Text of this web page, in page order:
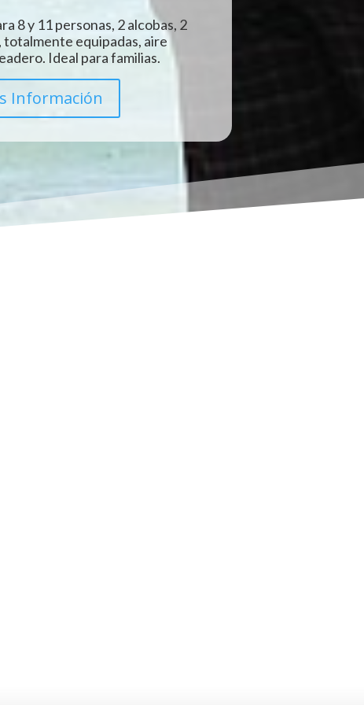
8 y 11 personas, 2 alcobas, 2
totalmente equipadas, aire
Ideal para familias.
Información